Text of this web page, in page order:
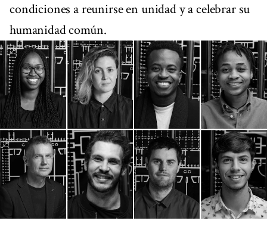
condiciones a reunirse en unidad y a celebrar su
humanidad común.